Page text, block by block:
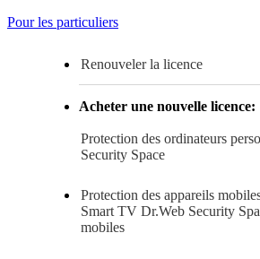
Pour les particuliers
Renouveler la licence
Acheter une nouvelle licence:
Protection des ordinateurs
Security Space
Protection des appareils
Smart TV Dr.Web Security
mobiles